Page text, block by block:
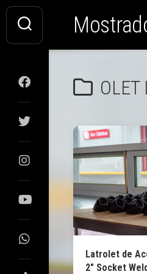
Saltar
contenido
Latrolet de
2″ Socket